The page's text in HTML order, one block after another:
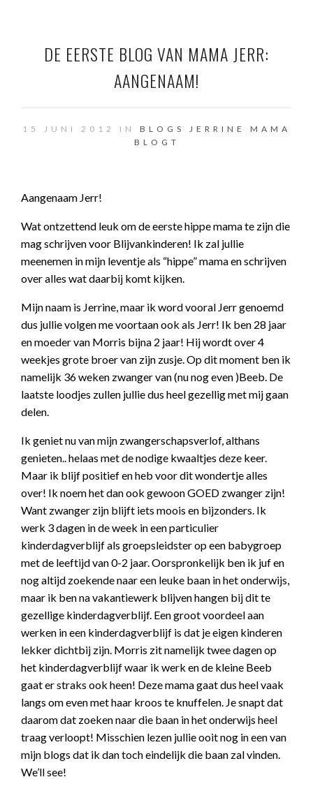
DE EERSTE BLOG VAN MAMA JERR:
AANGENAAM!
15 JUNI 2012 IN BLOGS JERRINE
MAMA
BLOGT
Aangenaam Jerr!
Wat ontzettend leuk om de eerste hippe mama te zijn die
mag schrijven voor Blijvankinderen! Ik zal jullie
meenemen in mijn leventje als “hippe” mama en schrijven
over alles wat daarbij komt kijken.
Mijn naam is Jerrine, maar ik word vooral Jerr genoemd
dus jullie volgen me voortaan ook als Jerr! Ik ben 28 jaar
en moeder van Morris bijna 2 jaar! Hij wordt over 4
weekjes grote broer van zijn zusje. Op dit moment ben ik
namelijk 36 weken zwanger van (nu nog even )Beeb. De
laatste loodjes zullen jullie dus heel gezellig met mij gaan
delen.
Ik geniet nu van mijn zwangerschapsverlof, althans
genieten.. helaas met de nodige kwaaltjes deze keer.
Maar ik blijf positief en heb voor dit wondertje alles
over! Ik noem het dan ook gewoon GOED zwanger zijn!
Want zwanger zijn blijft iets moois en bijzonders. Ik
werk 3 dagen in de week in een particulier
kinderdagverblijf als groepsleidster op een babygroep
met de leeftijd van 0-2 jaar. Oorspronkelijk ben ik juf en
nog altijd zoekende naar een leuke baan in het onderwijs,
maar ik ben na vakantiewerk blijven hangen bij dit te
gezellige kinderdagverblijf. Een groot voordeel aan
werken in een kinderdagverblijf is dat je eigen kinderen
lekker dichtbij zijn. Morris zit namelijk twee dagen op
het kinderdagverblijf waar ik werk en de kleine Beeb
gaat er straks ook heen! Deze mama gaat dus heel vaak
langs om even met haar kroos te knuffelen. Je snapt dat
daarom dat zoeken naar die baan in het onderwijs heel
traag verloopt! Misschien lezen jullie ooit nog in een van
mijn blogs dat ik dan toch eindelijk die baan zal vinden.
We’ll see!